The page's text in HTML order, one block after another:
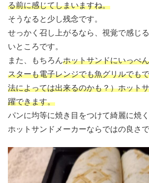
る前に感じてしまいますね。
そうなると少し残念です。
せっかく召し上がるなら、視覚で感じ
いところです。
また、もちろんホットサンドにいっぺ
スターも電子レンジでも魚グリルでも
法によっては出来るのかも？）ホット
躍できます。
パンに均等に焼き目をつけて綺麗に焼
ホットサンドメーカーならではの良さで